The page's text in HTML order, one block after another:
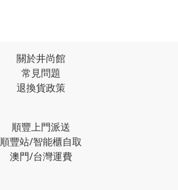
關於井尚館
常見問題
退換貨政策
順豐上門派送
順豐站/智能櫃自取
澳門/台灣運費